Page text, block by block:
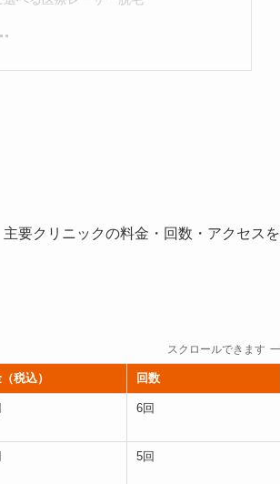
要クリニックの料金・回数・アクセスを
スクロールできます
税込） 回数
6回
5回